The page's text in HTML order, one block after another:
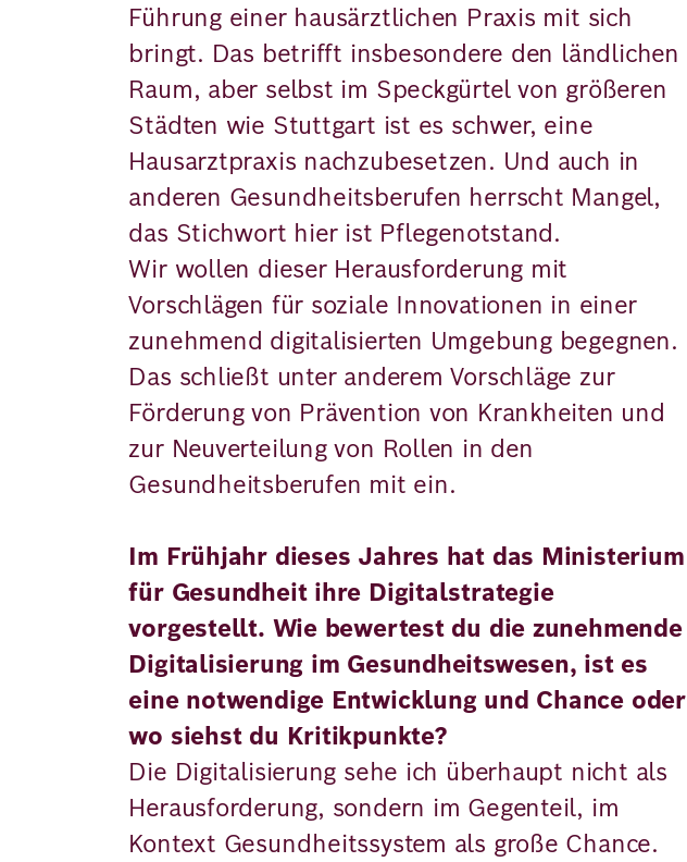
Führung einer hausärztlichen Praxis mit sich
bringt. Das betrifft insbesondere den ländlichen
Raum, aber selbst im Speckgürtel von größeren
Städten wie Stuttgart ist es schwer, eine
Hausarztpraxis nachzubesetzen. Und auch in
anderen Gesundheitsberufen herrscht Mangel,
das Stichwort hier ist Pflegenotstand.
Wir wollen dieser Herausforderung mit
Vorschlägen für soziale Innovationen in einer
zunehmend digitalisierten Umgebung begegnen.
Das schließt unter anderem Vorschläge zur
Förderung von Prävention von Krankheiten und
zur Neuverteilung von Rollen in den
Gesundheitsberufen mit ein.
Im Frühjahr dieses Jahres hat das Ministerium
für Gesundheit ihre Digitalstrategie
vorgestellt. Wie bewertest du die zunehmende
Digitalisierung im Gesundheitswesen, ist es
eine notwendige Entwicklung und Chance oder
wo siehst du Kritikpunkte?
Die Digitalisierung sehe ich überhaupt nicht als
Herausforderung, sondern im Gegenteil, im
Kontext Gesundheitssystem als große Chance.